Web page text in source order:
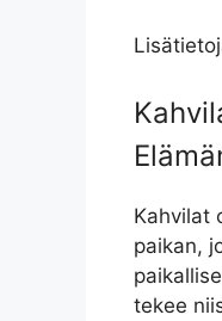
Kahvilat
paikan,
tekee